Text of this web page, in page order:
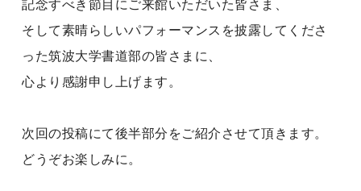
記念すべき節目にご来館いただいた皆さま、
そして素晴らしいパフォーマンスを披露してくださ
った筑波大学書道部の皆さまに、
心より感謝申し上げます。
次回の投稿にて後半部分をご紹介させて頂きます。
どうぞお楽しみに。